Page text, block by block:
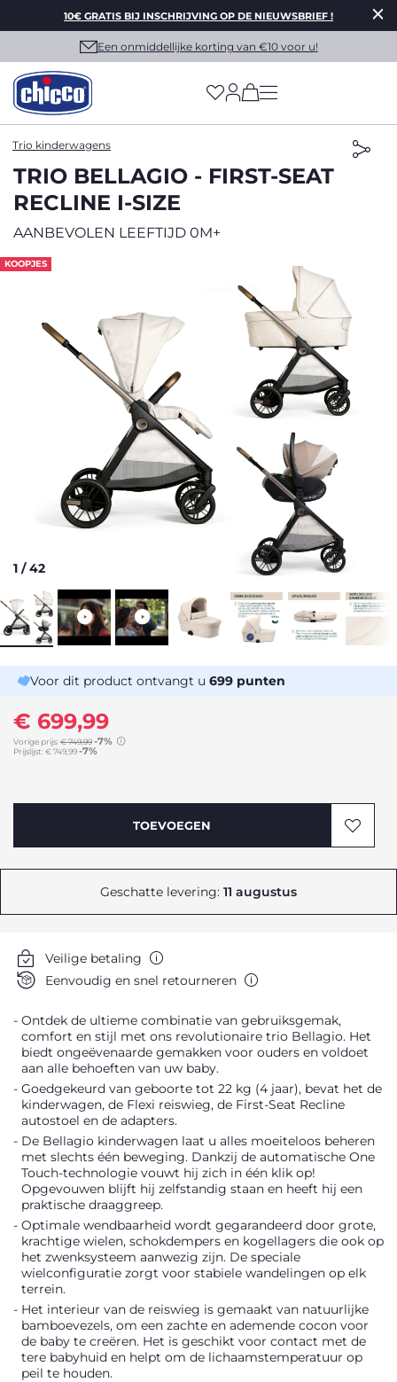
10€ GRATIS BIJ INSCHRIJVING OP DE NIEUWSBRIEF !
Een onmiddellijke korting van €10 voor u!
(has more options
Trio kinderwagens
TRIO BELLAGIO - FIRST-SEAT
RECLINE I-SIZE
AANBEVOLEN LEEFTIJD 0M+
KOOPJES
1 /42
Voor dit product ontvangt u 699 punten
Prijslijst:€ 749,99-7%
Vorige prijs:€ 749,99-7%
€ 699,99
TOEVOEGEN
Geschatte levering: 11 augustus
Veilige betaling
Eenvoudig en snel retourneren
Ontdek de ultieme combinatie van gebruiksgemak,
comfort en stijl met ons revolutionaire trio Bellagio. Het
biedt ongeëvenaarde gemakken voor ouders en voldoet
aan alle behoeften van uw baby.
Goedgekeurd van geboorte tot 22 kg (4 jaar), bevat het de
kinderwagen, de Flexi reiswieg, de First-Seat Recline
autostoel en de adapters.
De Bellagio kinderwagen laat u alles moeiteloos beheren
met slechts één beweging. Dankzij de automatische One
Touch-technologie vouwt hij zich in één klik op!
Opgevouwen blijft hij zelfstandig staan en heeft hij een
praktische draaggreep.
Optimale wendbaarheid wordt gegarandeerd door grote,
krachtige wielen, schokdempers en kogellagers die ook op
het zwenksysteem aanwezig zijn. De speciale
wielconfiguratie zorgt voor stabiele wandelingen op elk
terrein.
Het interieur van de reiswieg is gemaakt van natuurlijke
bamboevezels, om een zachte en ademende cocon voor
de baby te creëren. Het is geschikt voor contact met de
tere babyhuid en helpt om de lichaamstemperatuur op
peil te houden.